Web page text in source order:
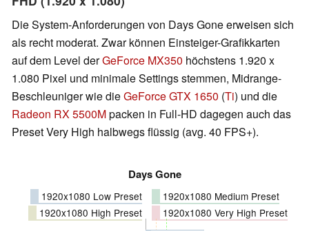
Die System-Anforderungen von Days Gone erweisen sich
als recht moderat. Zwar können Einsteiger-Grafikkarten
auf dem Level derGeForce MX350 höchstens 1.920 x
1.080 Pixel und minimale Settings stemmen, Midrange-
Beschleuniger wie dieGeForce GTX 1650 (Ti) und die
Radeon RX 5500Mpacken in Full-HD dagegen auch das
Preset Very High halbwegs flüssig (avg. 40 FPS+).
Days Gone
1920x1080 Low Preset
1920x1080 Medium Preset
1920x1080 High Preset
1920x1080 Very High Preset